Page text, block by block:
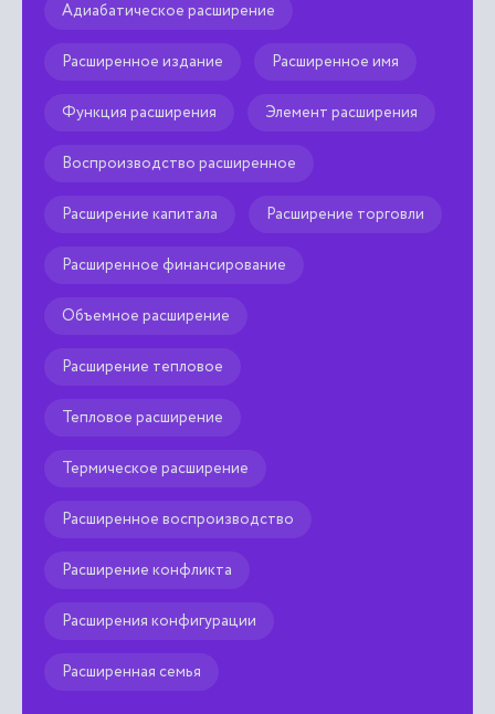
Адиабатическое расширение
Расширенное издание Расширенное имя
Функция расширения Элемент расширения
Воспроизводство расширенное
Расширение капитала Расширение торговли
Расширенное финансирование
Объемное расширение
Расширение тепловое
Тепловое расширение
Термическое расширение
Расширенное воспроизводство
Расширение конфликта
Расширения конфигурации
Расширенная семья